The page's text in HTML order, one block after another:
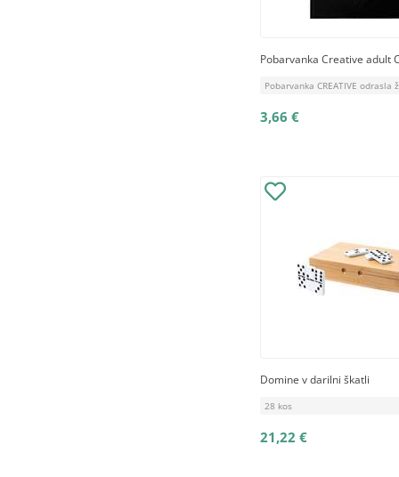
Pobarvanka Creative adult
Pobarvanka CREATIVE odrasla
3,66 €
Domine v darilni škatli
28 kos
21,22 €